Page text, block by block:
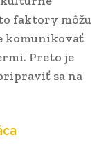
faktory môžu
komunikovať
Preto je
sa na